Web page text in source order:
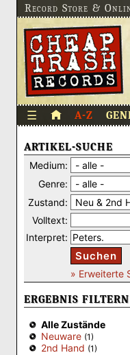
Record Store &
☰ A-Z
ARTIKEL-SUCHE
Medium:
Genre:
Zustand:
Volltext:
Interpret:
Suchen
» Erweiterte
ERGEBNIS FILTERN
Alle Zustände
Neuware (1)
2nd Hand (1)